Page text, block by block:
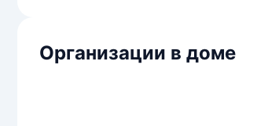
Организации в доме